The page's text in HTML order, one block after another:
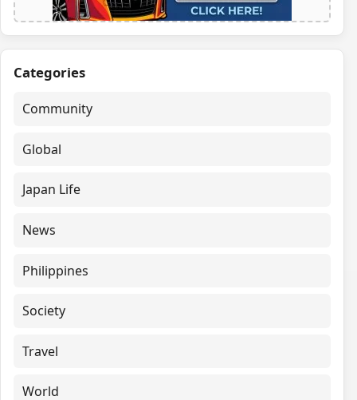
Categories
Community
Global
Japan Life
News
Philippines
Society
Travel
World